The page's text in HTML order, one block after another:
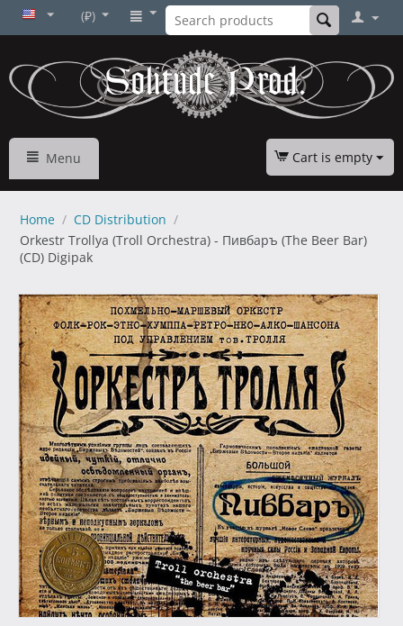
(₽)
Menu Cart is empty
Home / CD Distribution /
Orkestr Trollya (Troll Orchestra) - Пивбаръ (The Beer Bar)
(CD) Digipak